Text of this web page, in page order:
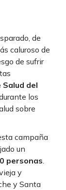
de
caluroso de
de sufrir
del
los
sobre
campaña
un
personas
y
y Santa